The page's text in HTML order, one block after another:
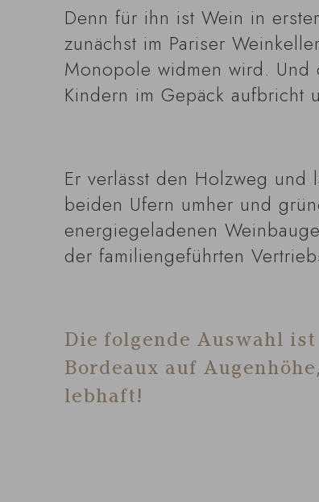
Denn für ihn ist Wein in
zunächst im Pariser
Monopole widmen wird. Und
Kindern im Gepäck aufbricht
Er verlässt den Holzweg und
beiden Ufern umher und
energiegeladenen
der familiengeführten
Die folgende Auswahl ist
Bordeaux auf
lebhaft!